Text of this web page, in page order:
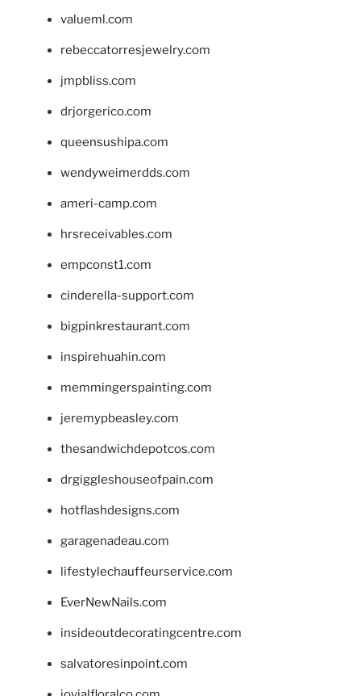
valueml.com
rebeccatorresjewelry.com
jmpbliss.com
drjorgerico.com
queensushipa.com
wendyweimerdds.com
ameri-camp.com
hrsreceivables.com
empconst1.com
cinderella-support.com
bigpinkrestaurant.com
inspirehuahin.com
memmingerspainting.com
jeremypbeasley.com
thesandwichdepotcos.com
drgiggleshouseofpain.com
hotflashdesigns.com
garagenadeau.com
lifestylechauffeurservice.com
EverNewNails.com
insideoutdecoratingcentre.com
salvatoresinpoint.com